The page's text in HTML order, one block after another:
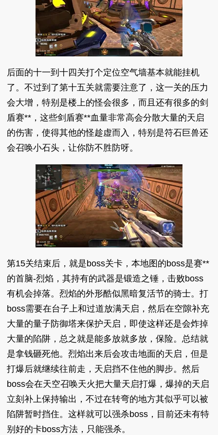
后面的十一到十四关打个定位空气墙基本就能挂机
了。不过到了第十五关就需要注意了，这一关的压力
会大增，特别是楼上的怪会很多，而且还有很多的剑
盾赛**，这些剑盾赛**血量非常高会分散大量的天启
的伤害，使得其他的怪趁虚而入，特别是符石巨兽还
会召唤小石头，让你防不胜防呀。
第15关结束后，就是boss关卡，本地图的boss是赛**
的首脑-烈焰，其持有的武器是锻造之锤，击败boss
有机会掉落。烈焰的外形酷似黑暗复活节的骑士。打
boss需要在台子上和过道放满天启，然后在空隙补充
大量的量子防御塔来保护天启，即使这样还是会炸掉
大量的陷阱，总之就是能多放就多放，保险。总结就
是拿钱砸死他。烈焰出来后会攻击地面的天启，但是
打爆后就继续往前走，天启挡不住他的脚步。然后
boss会在天空召唤天火把大量天启打爆，爆掉的天启
立刻补上保持输出，不过在转弯的地方其似乎可以被
陷阱暂时挡住。这样就可以强杀boss，目前还未有特
别好的卡boss方法，只能强杀。